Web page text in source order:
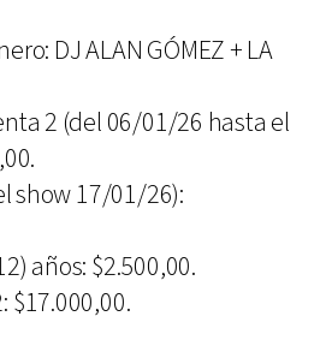
DJ ALAN GÓMEZ + LA
2 (del 06/01/26 hasta el
show 17/01/26):
años: $2.500,00.
$17.000,00.